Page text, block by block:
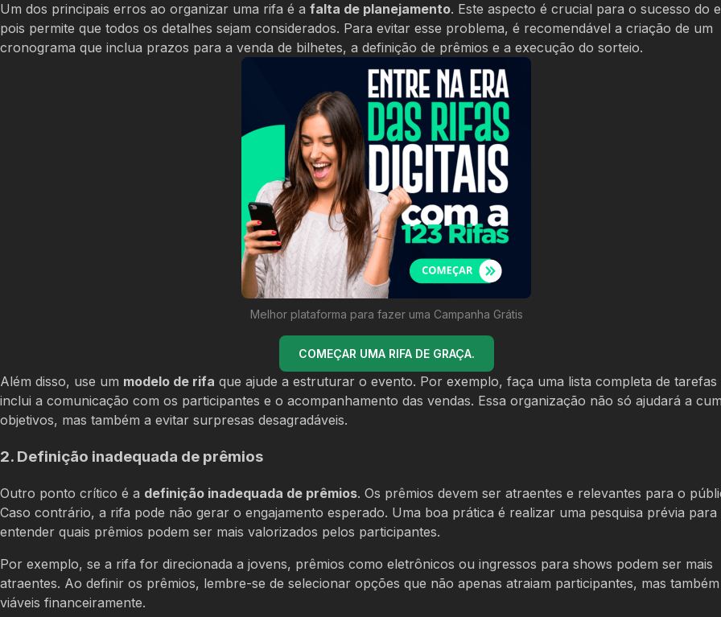
Um dos principais erros ao organizar uma rifa é a falta de planejamento. Este aspecto é crucial para o sucesso do
pois permite que todos os detalhes sejam considerados. Para evitar esse problema, é recomendável a criação de um
cronograma que inclua prazos para a venda de bilhetes, a definição de prêmios e a execução do sorteio.
Melhor plataforma para fazer uma Campanha Grátis
COMEÇAR UMA RIFA DE GRAÇA.
Além disso, use um modelo de rifa que ajude a estruturar o evento. Por exemplo, faça uma lista completa de tarefas
inclui a comunicação com os participantes e o acompanhamento das vendas. Essa organização não só ajudará a
objetivos, mas também a evitar surpresas desagradáveis.
2. Definição inadequada de prêmios
Outro ponto crítico é a definição inadequada de prêmios. Os prêmios devem ser atraentes e relevantes para o
Caso contrário, a rifa pode não gerar o engajamento esperado. Uma boa prática é realizar uma pesquisa prévia para
entender quais prêmios podem ser mais valorizados pelos participantes.
Por exemplo, se a rifa for direcionada a jovens, prêmios como eletrônicos ou ingressos para shows podem ser mais
atraentes. Ao definir os prêmios, lembre-se de selecionar opções que não apenas atraiam participantes, mas também
viáveis financeiramente.